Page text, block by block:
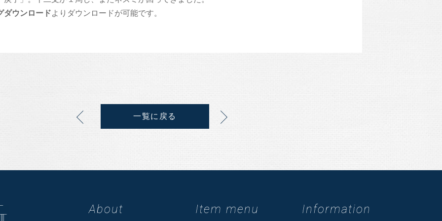
ダウンロードよりダウンロードが可能です。
一覧に戻る
About Item menu Information